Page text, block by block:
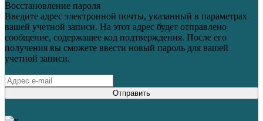
Восстановление пароля
Введите адрес электронной почты, указанный в параметрах
вашей учетной записи. На этот адрес будет отправлено
сообщение, содержащее код подтверждения. После его
получения вы сможете ввести новый пароль для вашей
учетной записи.
Отправить